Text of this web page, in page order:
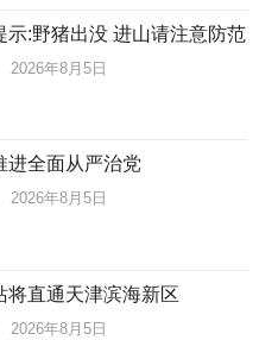
示:野猪出没 进山请注意防范
2026年8月5日
进全面从严治党
2026年8月5日
将直通天津滨海新区
2026年8月5日